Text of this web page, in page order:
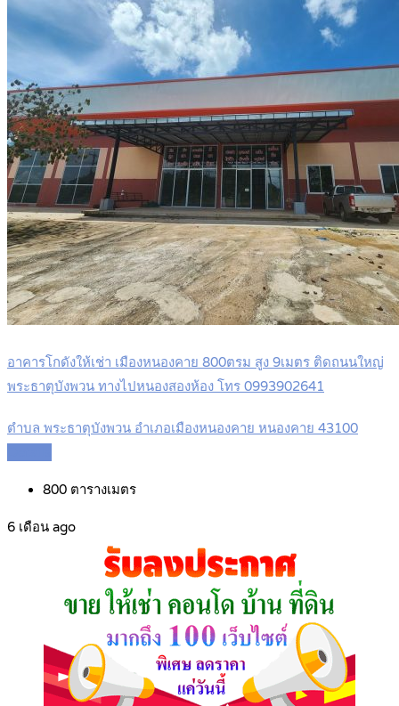
อาคารโกดังให้เช่า เมืองหนองคาย 800ตรม สูง 9เมตร ติดถนนใหญ่
พระธาตุบังพวน ทางไปหนองสองห้อง โทร 0993902641
ตำบล พระธาตุบังพวน อำเภอเมืองหนองคาย หนองคาย 43100
800 ตารางเมตร
6 เดือน ago